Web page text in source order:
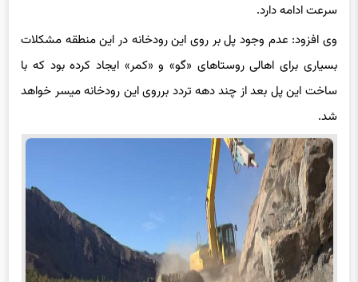
سرعت ادامه دارد.
وی افزود: عدم وجود پل بر روی این رودخانه در این منطقه مشکلات
بسیاری برای اهالی روستاهای «گو» و «کمر» ایجاد کرده بود که با
ساخت این پل بعد از چند دهه تردد برروی این رودخانه میسر خواهد
شد.